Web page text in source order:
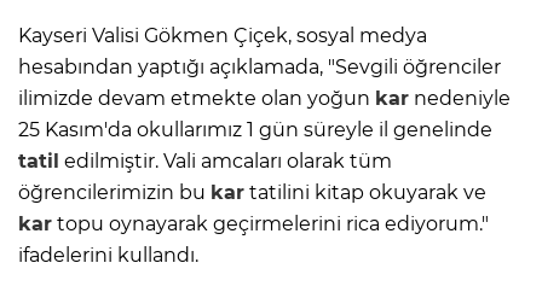
Kayseri Valisi Gökmen Çiçek, sosyal medya
hesabından yaptığı açıklamada, "Sevgili öğrenciler
ilimizde devam etmekte olan yoğun kar nedeniyle
25 Kasım'da okullarımız 1 gün süreyle il genelinde
tatil edilmiştir. Vali amcaları olarak tüm
öğrencilerimizin bu kar tatilini kitap okuyarak ve
kar topu oynayarak geçirmelerini rica ediyorum."
ifadelerini kullandı.